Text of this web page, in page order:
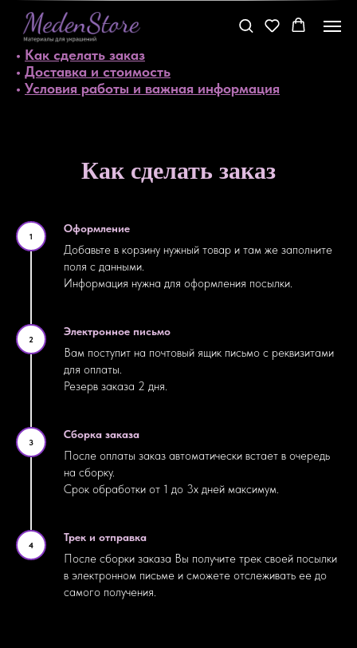
Оглавление:
• Как сделать заказ
• Доставка и стоимость
• Условия работы и важная информация
Как сделать заказ
1
Оформление
Добавьте в корзину нужный товар и там же заполните
поля с данными.
Информация нужна для оформления посылки.
2
Электронное письмо
Вам поступит на почтовый ящик письмо с реквизитами
для оплаты.
Резерв заказа 2 дня.
3
Сборка заказа
После оплаты заказ автоматически встает в очередь
на сборку.
Срок обработки от 1 до 3х дней максимум.
4
Трек и отправка
После сборки заказа Вы получите трек своей посылки
в электронном письме и сможете отслеживать ее до
самого получения.